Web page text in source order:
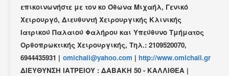
επικοινωνήστε με τον κο Όθωνα Μιχαήλ, Γενικό
Χειρουργό, Διευθυντή Χειρουργικής Κλινικής
Ιατρικού Παλαιού Φαλήρου και Υπεύθυνο Τμήματος
Ορθοπρωκτικής Χειρουργικής, Τηλ.: 2109520070,
6944435931 | omichail@yahoo.com | http://www.omichail.gr
ΔΙΕΥΘΥΝΣΗ ΙΑΤΡΕΙΟΥ : ΔΑΒΑΚΗ 50 - ΚΑΛΛΙΘΕΑ |